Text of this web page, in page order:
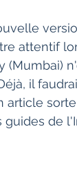
attentif
(Mumbai)
il
article
guides de